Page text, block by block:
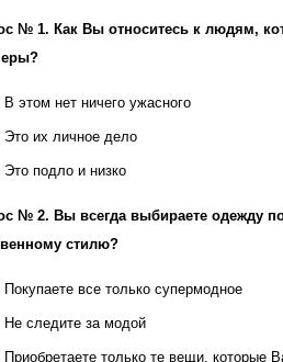
№ 1. Как Вы относитесь к людям,
В этом нет ничего ужасного
Это их личное дело
Это подло и низко
№ 2. Вы всегда выбираете одежду
стилю?
Покупаете все только супермодное
Не следите за модой
Приобретаете только те вещи, которые